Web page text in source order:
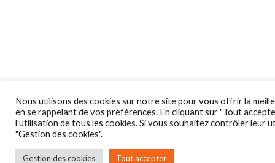
Nous utilisons des cookies sur notre site pour vous offrir la
en se rappelant de vos préférences. En cliquant sur "Tout
l'utilisation de tous les cookies. Si vous souhaitez contrôler leur
"Gestion des cookies".
Gestion des cookies Tout accepter